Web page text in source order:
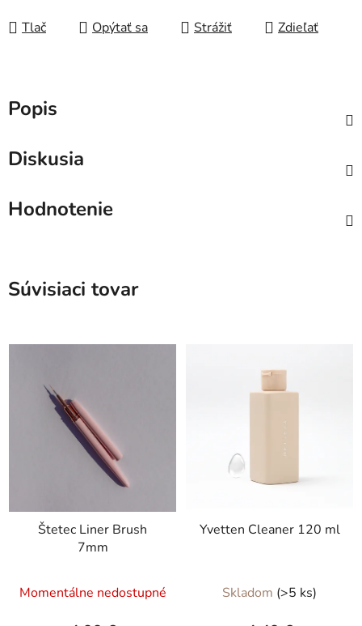
Tlač
Opýtať sa Strážiť Zdieľať
Popis
Diskusia
Hodnotenie
Súvisiaci tovar
Štetec Liner Brush
7mm
Momentálne nedostupné
Yvetten Cleaner 120 ml
Skladom (>5 ks)